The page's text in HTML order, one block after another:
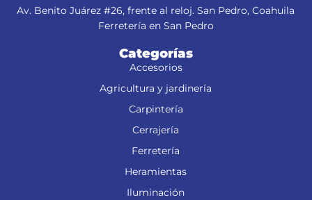
Av. Benito Juárez #26, frente al reloj. San Pedro, Coahuila
Ferretería en San Pedro
Categorías
Accesorios
Agricultura y jardinería
Carpintería
Cerrajería
Ferretería
Heramientas
Iluminación